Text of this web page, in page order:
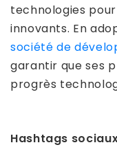
technologies
innovants. En
société de
garantir que ses
progrès
Hashtags